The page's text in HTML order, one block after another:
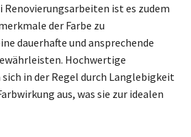
Renovierungsarbeiten ist es zudem
der Farbe zu
dauerhafte und ansprechende
Hochwertige
in der Regel durch Langlebigkeit
aus, was sie zur idealen